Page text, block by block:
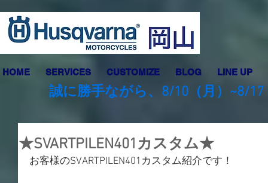
HOME SERVICES CUSTOMIZE BLOG LINE UP
誠に勝手ながら、8/10（月）~8/
★SVARTPILEN401カスタム★
お客様のSVARTPILEN401カスタム紹介です！